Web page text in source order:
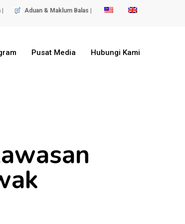
Aduan & Maklum Balas |
Pusat Media Hubungi Kami